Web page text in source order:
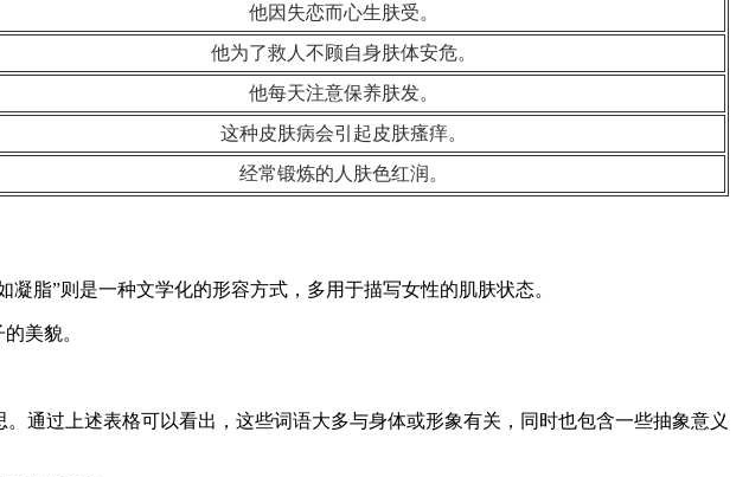
他因失恋而心生肤受。
他为了救人不顾自身肤体安危。
他每天注意保养肤发。
这种皮肤病会引起皮肤瘙痒。
经常锻炼的人肤色红润。
脂”则是一种文学化的形容方式，多用于描写女性的肌肤状态。
美貌。
通过上述表格可以看出，这些词语大多与身体或形象有关，同时也包含一些抽象意义